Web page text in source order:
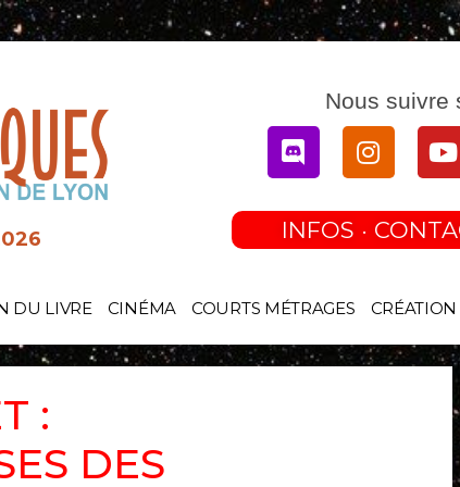
Nous suivre
Discord
INFOS ·
DU LIVRE CINÉMA COURTS MÉTRAGES
:
DES